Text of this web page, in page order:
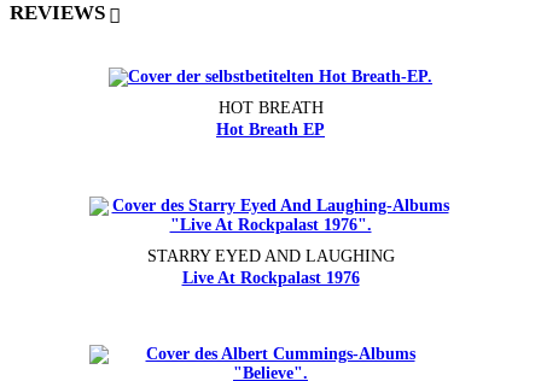
REVIEWS
HOT BREATH
Hot Breath EP
STARRY EYED AND LAUGHING
Live At Rockpalast 1976